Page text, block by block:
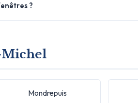
?
Michel
Mondrepuis